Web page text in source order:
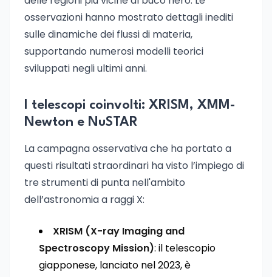
osservazioni hanno mostrato dettagli inediti
sulle dinamiche dei flussi di materia,
supportando numerosi modelli teorici
sviluppati negli ultimi anni.
I telescopi coinvolti: XRISM, XMM-
Newton e NuSTAR
La campagna osservativa che ha portato a
questi risultati straordinari ha visto l’impiego di
tre strumenti di punta nell'ambito
dell’astronomia a raggi X:
XRISM (X-ray Imaging and
Spectroscopy Mission): il telescopio
giapponese, lanciato nel 2023, è